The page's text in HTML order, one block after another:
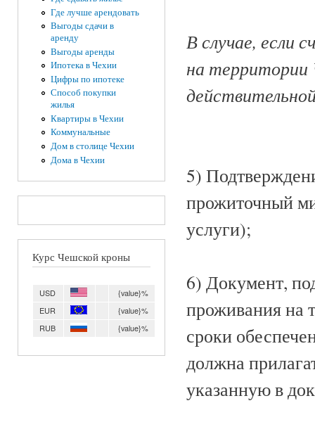
Где лучше арендовать
Выгоды сдачи в
аренду
Выгоды аренды
Ипотека в Чехии
Цифры по ипотеке
Способ покупки
жилья
Квартиры в Чехии
Коммунальные
Дом в столице Чехии
Дома в Чехии
Курс Чешской кроны
USD
{value}%
EUR
{value}%
RUB
{value}%
В случае, если
на территории
5)
прожиточный
услуги);
6) Документ,
проживания на
сроки
должна
указанную в